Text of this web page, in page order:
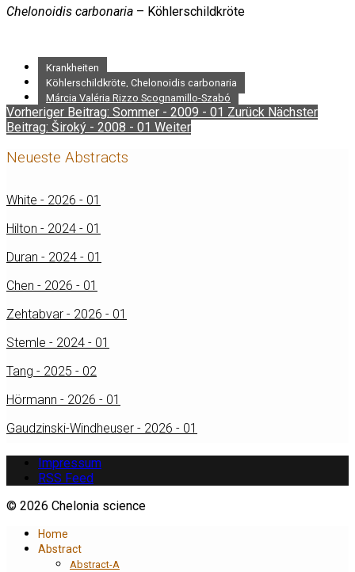
Chelonoidis carbonaria – Köhlerschildkröte
Krankheiten
Köhlerschildkröte, Chelonoidis carbonaria
Márcia Valéria Rizzo Scognamillo-Szabó
Vorheriger Beitrag: Sommer - 2009 - 01 Zurück Nächster
Beitrag: Široký - 2008 - 01 Weiter
Neueste Abstracts
White - 2026 - 01
Hilton - 2024 - 01
Duran - 2024 - 01
Chen - 2026 - 01
Zehtabvar - 2026 - 01
Stemle - 2024 - 01
Tang - 2025 - 02
Hörmann - 2026 - 01
Gaudzinski-Windheuser - 2026 - 01
Impressum
RSS Feed
© 2026 Chelonia science
Home
Abstract
Abstract-A